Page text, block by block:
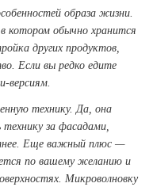
образа жизни.
котором обычно хранится
других продуктов,
Если вы редко едите
версиям.
технику. Да, она
за фасадами,
Еще важный плюс —
по вашему желанию и
Микроволновку